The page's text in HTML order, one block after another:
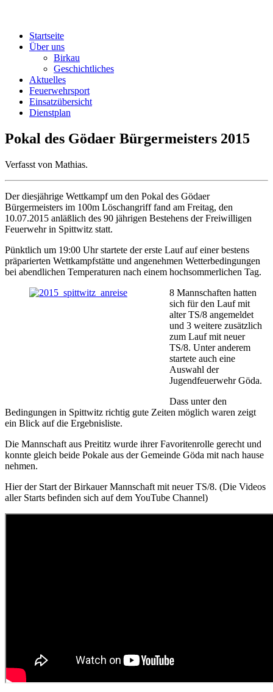
Startseite
Über uns
Birkau
Geschichtliches
Aktuelles
Feuerwehrsport
Einsatzübersicht
Dienstplan
Pokal des Gödaer Bürgermeisters 2015
Verfasst von Mathias.
Der diesjährige Wettkampf um den Pokal des Gödaer
Bürgermeisters im 100m Löschangriff fand am Freitag, den
10.07.2015 anläßlich des 90 jährigen Bestehens der Freiwilligen
Feuerwehr in Spittwitz statt.
Pünktlich um 19:00 Uhr startete der erste Lauf auf einer bestens
präparierten Wettkampfstätte und angenehmen Wetterbedingungen
bei abendlichen Temperaturen nach einem hochsommerlichen Tag.
8 Mannschaften hatten
sich für den Lauf mit
alter TS/8 angemeldet
und 3 weitere zusätzlich
zum Lauf mit neuer
TS/8. Unter anderem
startete auch eine
Auswahl der
Jugendfeuerwehr Göda.
Dass unter den
Bedingungen in Spittwitz richtig gute Zeiten möglich waren zeigt
ein Blick auf die Ergebnisliste.
Die Mannschaft aus Preititz wurde ihrer Favoritenrolle gerecht und
konnte gleich beide Pokale aus der Gemeinde Göda mit nach hause
nehmen.
Hier der Start der Birkauer Mannschaft mit neuer TS/8. (Die Videos
aller Starts befinden sich auf dem YouTube Channel)